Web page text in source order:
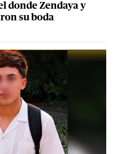
donde Zendaya y
su boda